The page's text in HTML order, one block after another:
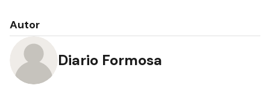
Autor
Diario Formosa